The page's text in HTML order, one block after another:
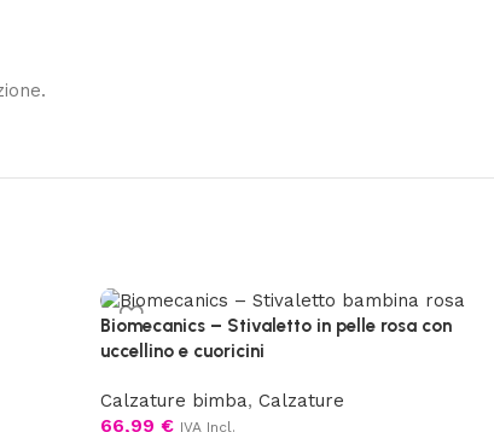
Biomecanics – Stivaletto in pelle rosa con
uccellino e cuoricini
Calzature bimba, Calzature
66,99 € IVA Incl.